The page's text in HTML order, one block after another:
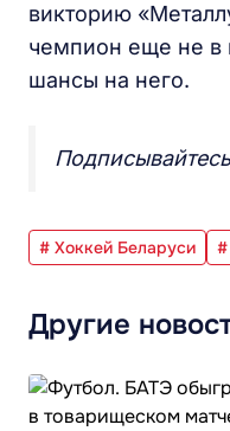
викторию
чемпион еще не в
шансы на него.
# Хоккей Беларуси
Другие